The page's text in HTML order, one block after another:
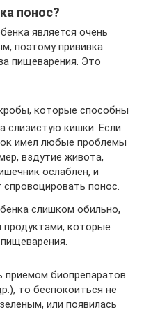
понос?
является очень
поэтому прививка
пищеварения. Это
которые способны
слизистую кишки. Если
имел любые проблемы
вздутие живота,
ослаблен, и
понос.
слишком обильно,
продуктами, которые
приемом биопрепаратов
то беспокоиться не
или появилась